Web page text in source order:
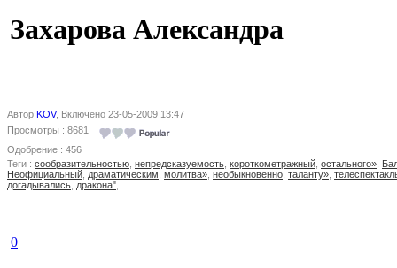
Захарова Александра
Автор KOV, Включено 23-05-2009 13:47
Просмотры : 8681
Одобрение : 456
Теги : сообразительностью непредсказуемость короткометражный остального»
Неофициальный драматическим молитва» необыкновенно таланту»
догадывались дракона"
0